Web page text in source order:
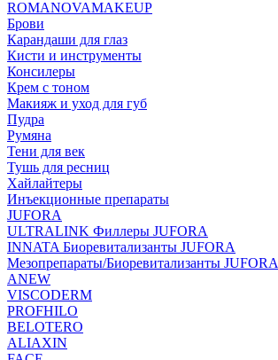
ROMANOVAMAKEUP
Брови
Карандаши для глаз
Кисти и инструменты
Консилеры
Крем с тоном
Макияж и уход для губ
Пудра
Румяна
Тени для век
Тушь для ресниц
Хайлайтеры
Инъекционные препараты
JUFORA
ULTRALINK Филлеры JUFORA
INNATA Биоревитализанты JUFORA
Мезопрепараты/Биоревитализанты JUFORA
ANEW
VISCODERM
PROFHILO
BELOTERO
ALIAXIN